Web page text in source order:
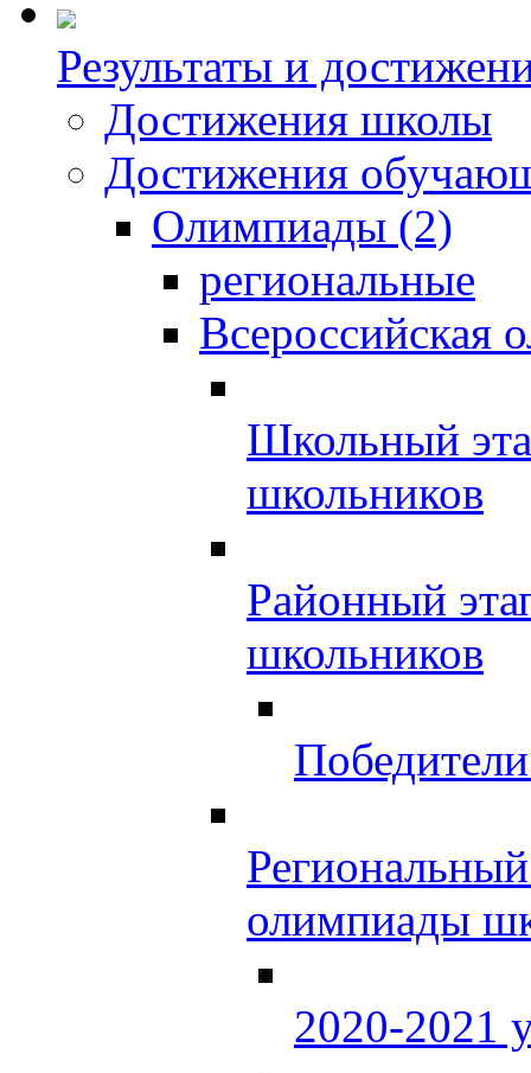
Результаты и
Достижения школы
Достижения
Олимпиады (2)
региональные
Всероссийская
Школьный
школьников
Районный
школьников
олимпиады
2020-2021